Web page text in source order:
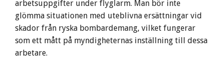
arbetsuppgifter under flyglarm. Man bör inte
glömma situationen med uteblivna ersättningar vid
skador från ryska bombardemang, vilket fungerar
som ett mått på myndigheternas inställning till dessa
arbetare.